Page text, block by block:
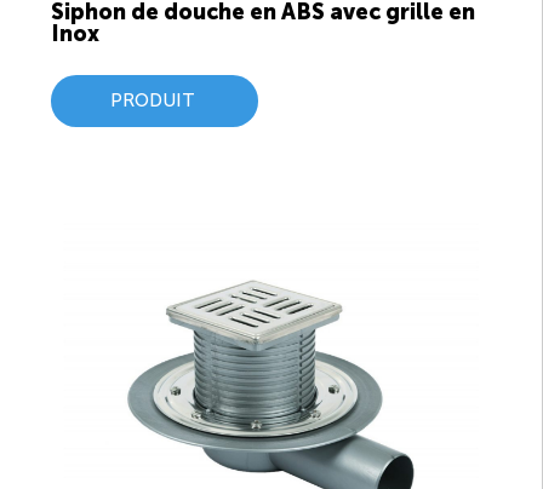
Siphon de douche en ABS avec grille en
Inox
PRODUIT